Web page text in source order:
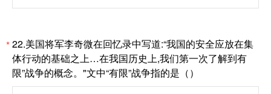
*22.美国将军李奇微在回忆录中写道:“我国的安全应放在集
体行动的基础之上…在我国历史上,我们第一次了解到有
限”战争的概念。"文中“有限”战争指的是（）